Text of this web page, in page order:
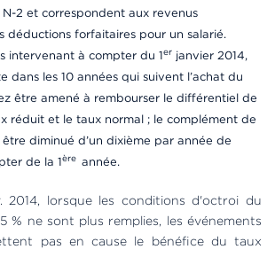
2 et correspondent aux revenus
déductions forfaitaires pour un salarié.
intervenant à compter du 1er janvier 2014,
dans les 10 années qui suivent l’achat du
être amené à rembourser le différentiel de
réduit et le taux normal ; le complément de
diminué d’un dixième par année de
de la 1ère année.
2014, lorsque les conditions d'octroi du
% ne sont plus remplies, les événements
pas en cause le bénéfice du taux